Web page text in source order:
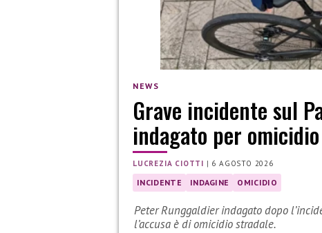
NEWS
Grave incidente sul
indagato per
LUCREZIA CIOTTI | 6 AGOSTO 2026
INCIDENTE INDAGINE OMICIDIO
Peter Runggaldier indagato dopo
l’accusa è di omicidio stradale.